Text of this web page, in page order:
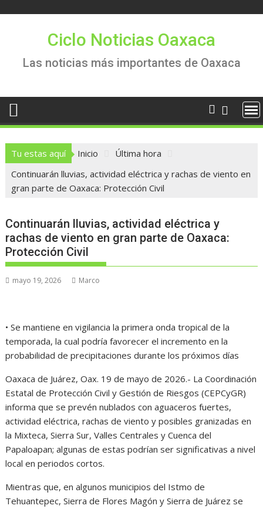
Ciclo Noticias Oaxaca
Las noticias más importantes de Oaxaca
Tu estas aquí Inicio
Última hora
Continuarán lluvias, actividad eléctrica y rachas de viento en
gran parte de Oaxaca: Protección Civil
Continuarán lluvias, actividad eléctrica y
rachas de viento en gran parte de Oaxaca:
Protección Civil
mayo 19, 2026 Marco
• Se mantiene en vigilancia la primera onda tropical de la
temporada, la cual podría favorecer el incremento en la
probabilidad de precipitaciones durante los próximos días
Oaxaca de Juárez, Oax. 19 de mayo de 2026.- La Coordinación
Estatal de Protección Civil y Gestión de Riesgos (CEPCyGR)
informa que se prevén nublados con aguaceros fuertes,
actividad eléctrica, rachas de viento y posibles granizadas en
la Mixteca, Sierra Sur, Valles Centrales y Cuenca del
Papaloapan; algunas de estas podrían ser significativas a nivel
local en periodos cortos.
Mientras que, en algunos municipios del Istmo de
Tehuantepec, Sierra de Flores Magón y Sierra de Juárez se